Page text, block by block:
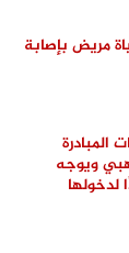
مريض بإصابة
المبادرة
ويوجه